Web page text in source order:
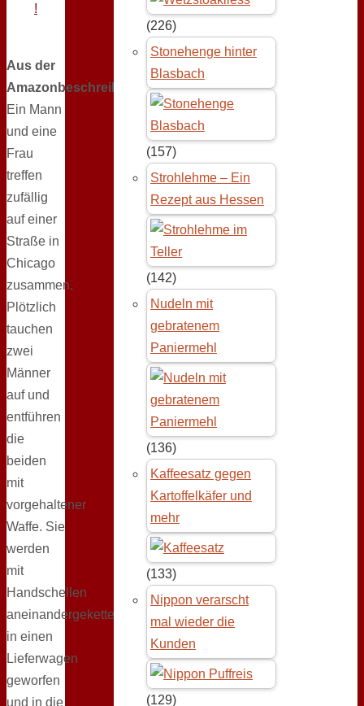
!
Aus der
Amazonbeschreibung:
Ein Mann
und eine
Frau
treffen
zufällig
auf einer
Straße in
Chicago
zusammen.
Plötzlich
tauchen
zwei
Männer
auf und
entführen
die
beiden
mit
vorgehaltener
Waffe. Sie
werden
mit
Handschellen
aneinandergekettet,
in einen
Lieferwagen
geworfen
und in die
(226)
Stonehenge hinter
Blasbach
(157)
Strohlehme – Ein
Rezept aus Hessen
(142)
Nudeln mit
gebratenem
Paniermehl
(136)
Kaffeesatz gegen
Kartoffelkäfer und
mehr
(133)
Nippon verarscht
mal wieder die
Kunden
(129)